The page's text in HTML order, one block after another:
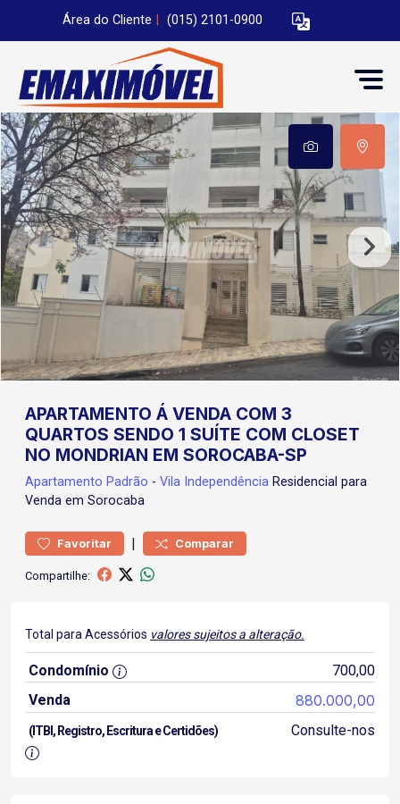
Área do Cliente (015) 2101-0900
APARTAMENTO Á VENDA COM 3
QUARTOS SENDO 1 SUÍTE COM CLOSET
NO MONDRIAN EM SOROCABA-SP
Apartamento Padrão - Vila Independência Residencial para
Venda em Sorocaba
Favoritar | Comparar
Compartilhe:
Total para Acessórios valores sujeitos a alteração.
Condomínio
700,00
Venda
880.000,00
(ITBI, Registro, Escritura e Certidões) Consulte-nos